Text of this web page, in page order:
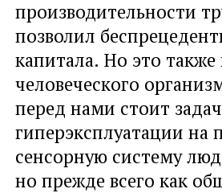
производительности
позволил
капитала. Но это
человеческого
перед нами стоит
гиперэксплуатации на
сенсорную систему
но прежде всего как